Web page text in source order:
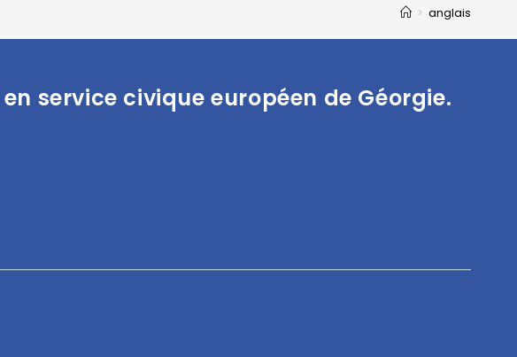
> anglais
service civique européen de Géorgie.